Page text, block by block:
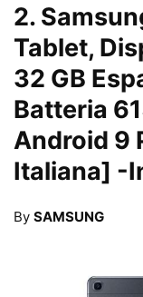
2.
Tablet,
32 GB
Batteria
Android 9
Italiana] -
By SAMSUNG